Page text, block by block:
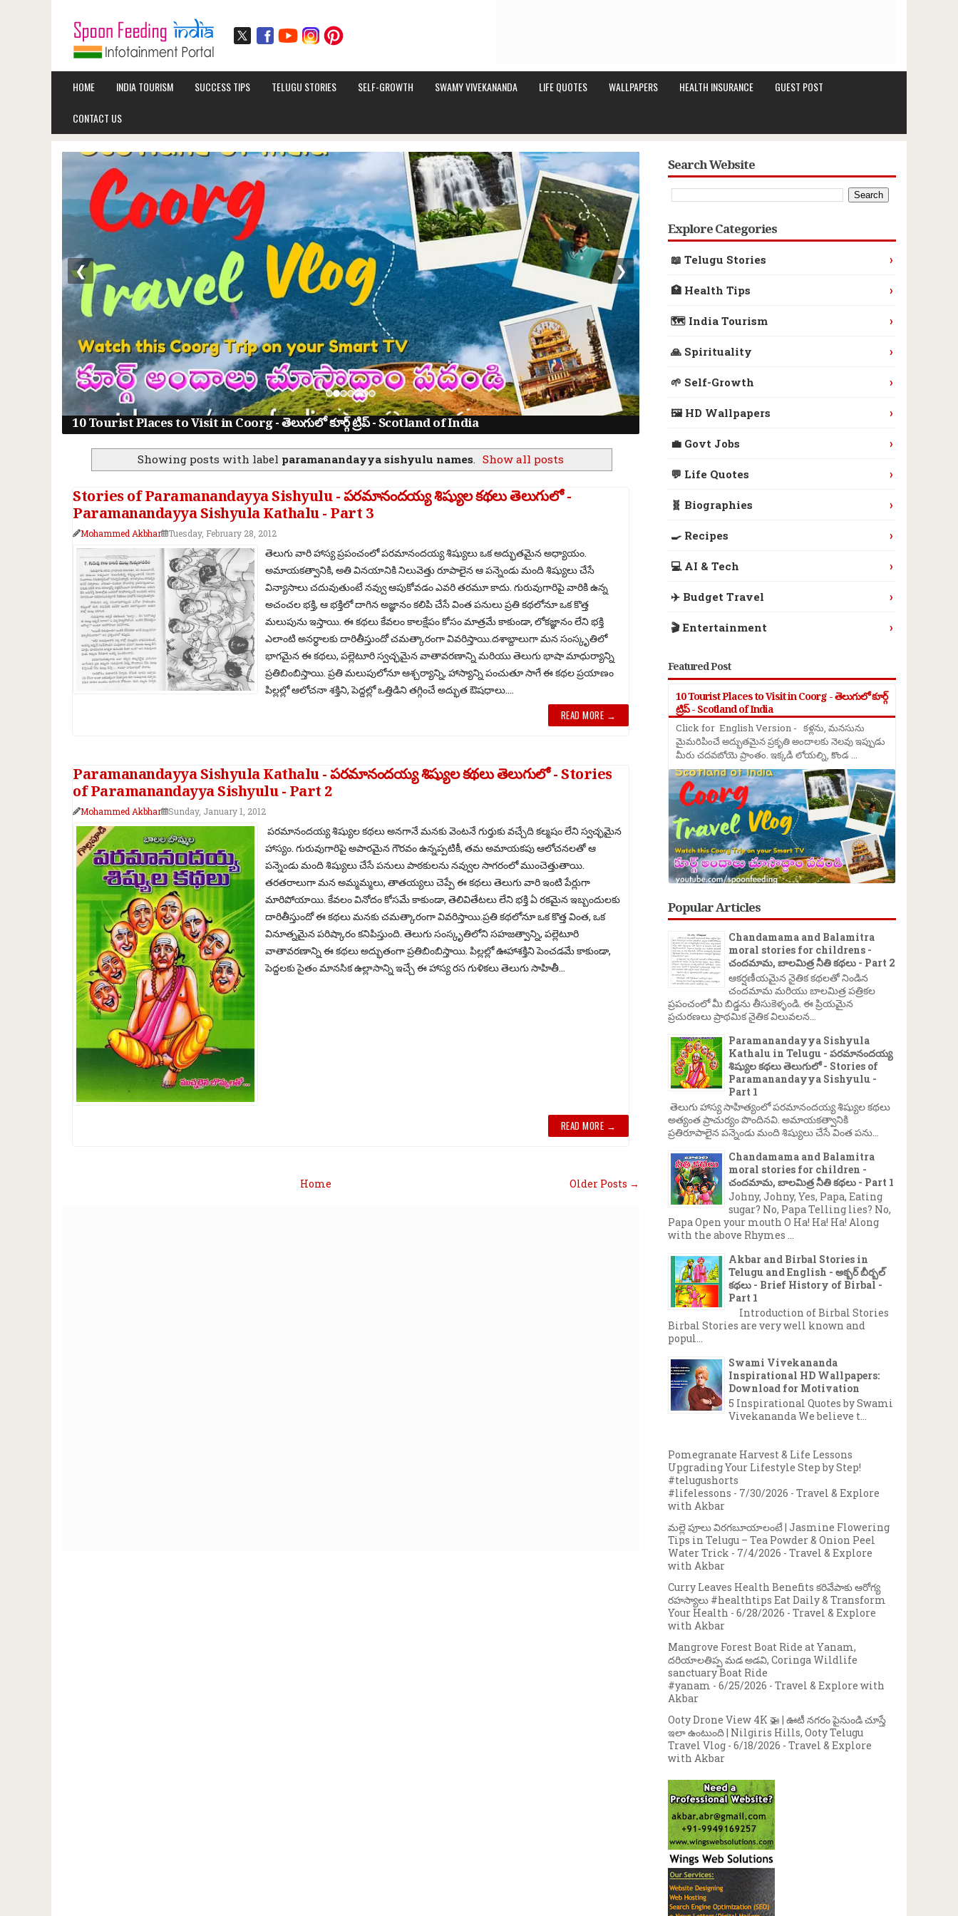
HOME INDIA TOURISM SUCCESS TIPS TELUGU STORIES SELF-GROWTH SWAMY VIVEKANANDA LIFE QUOTES WALLPAPERS HEALTH INSURANCE GUEST POST
CONTACT US
10 Tourist Places to Visit in Coorg - తెలుగులో కూర్గ్ ట్రిప్ - Scotland of India
❮ ❯
Showing posts with label paramanandayya sishyulu names. Show all posts
Stories of Paramanandayya Sishyulu - పరమానందయ్య శిష్యుల కథలు తెలుగులో -
Paramanandayya Sishyula Kathalu - Part 3
Mohammed Akbhar Tuesday, February 28, 2012
తెలుగు వారి హాస్య ప్రపంచంలో పరమానందయ్య శిష్యులు ఒక అద్భుతమైన అధ్యాయం.
అమాయకత్వానికి, అతి వినయానికి నిలువెత్తు రూపాలైన ఆ పన్నెండు మంది శిష్యులు చేసే
విన్యాసాలు చదువుతుంటే నవ్వు ఆపుకోవడం ఎవరి తరమూ కాదు. గురువుగారిపై వారికి ఉన్న
అచంచల భక్తి, ఆ భక్తిలో దాగిన అజ్ఞానం కలిపి చేసే వింత పనులు ప్రతి కథలోనూ ఒక కొత్త
మలుపును ఇస్తాయి. ఈ కథలు కేవలం కాలక్షేపం కోసం మాత్రమే కాకుండా, లోకజ్ఞానం లేని భక్తి
ఎలాంటి అనర్థాలకు దారితీస్తుందో చమత్కారంగా వివరిస్తాయి.దశాబ్దాలుగా మన సంస్కృతిలో
భాగమైన ఈ కథలు, పల్లెటూరి స్వచ్ఛమైన వాతావరణాన్ని మరియు తెలుగు భాషా మాధుర్యాన్ని
ప్రతిబింబిస్తాయి. ప్రతి మలుపులోనూ ఆశ్చర్యాన్ని, హాస్యాన్ని పంచుతూ సాగే ఈ కథల ప్రయాణం
పిల్లల్లో ఆలోచనా శక్తిని, పెద్దల్లో ఒత్తిడిని తగ్గించే అద్భుత ఔషధాలు....
READ MORE →
Paramanandayya Sishyula Kathalu - పరమానందయ్య శిష్యుల కథలు తెలుగులో - Stories
of Paramanandayya Sishyulu - Part 2
Mohammed Akbhar Sunday, January 1, 2012
పరమానందయ్య శిష్యుల కథలు అనగానే మనకు వెంటనే గుర్తుకు వచ్చేది కల్మషం లేని స్వచ్ఛమైన
హాస్యం. గురువుగారిపై అపారమైన గౌరవం ఉన్నప్పటికీ, తమ అమాయకపు ఆలోచనలతో ఆ
పన్నెండు మంది శిష్యులు చేసే పనులు పాఠకులను నవ్వుల సాగరంలో ముంచెత్తుతాయి.
తరతరాలుగా మన అమ్మమ్మలు, తాతయ్యలు చెప్పే ఈ కథలు తెలుగు వారి ఇంటి పేర్లుగా
మారిపోయాయి. కేవలం వినోదం కోసమే కాకుండా, తెలివితేటలు లేని భక్తి ఏ రకమైన ఇబ్బందులకు
దారితీస్తుందో ఈ కథలు మనకు చమత్కారంగా వివరిస్తాయి.ప్రతి కథలోనూ ఒక కొత్త వింత, ఒక
వినూత్నమైన పరిష్కారం కనిపిస్తుంది. తెలుగు సంస్కృతిలోని సహజత్వాన్ని, పల్లెటూరి
వాతావరణాన్ని ఈ కథలు అద్భుతంగా ప్రతిబింబిస్తాయి. పిల్లల్లో ఊహాశక్తిని పెంచడమే కాకుండా,
పెద్దలకు సైతం మానసిక ఉల్లాసాన్ని ఇచ్చే ఈ హాస్య రస గుళికలు తెలుగు సాహితీ...
READ MORE →
Older Posts →
Home
Search Website
Explore Categories
📖 Telugu Stories ›
🏥 Health Tips ›
🗺️ India Tourism ›
🙏 Spirituality ›
🌱 Self-Growth ›
🖼️ HD Wallpapers ›
💼 Govt Jobs ›
💬 Life Quotes ›
🧬 Biographies ›
🍳 Recipes ›
💻 AI & Tech ›
✈️ Budget Travel ›
🎬 Entertainment ›
Featured Post
10 Tourist Places to Visit in Coorg - తెలుగులో కూర్గ్
ట్రిప్ - Scotland of India
Click for English Version - కళ్లను, మనసును
మైమరిపించే అద్భుతమైన ప్రకృతి అందాలకు నెలవు ఇప్పుడు
మీరు చదవబోయె ప్రాంతం. ఇక్కడి లోయల్ని, కొండ ...
Popular Articles
Chandamama and Balamitra
moral stories for childrens -
చందమామ, బాలమిత్ర నీతి కథలు - Part 2
ఆకర్షణీయమైన నైతిక కథలతో నిండిన
చందమామ మరియు బాలమిత్ర పత్రికల
ప్రపంచంలో మీ బిడ్డను తీసుకెళ్ళండి. ఈ ప్రియమైన
ప్రచురణలు ప్రాథమిక నైతిక విలువలన...
Paramanandayya Sishyula
Kathalu in Telugu - పరమానందయ్య
శిష్యుల కథలు తెలుగులో - Stories of
Paramanandayya Sishyulu -
Part 1
తెలుగు హాస్య సాహిత్యంలో పరమానందయ్య శిష్యుల కథలు
అత్యంత ప్రాచుర్యం పొందినవి. అమాయకత్వానికి
ప్రతిరూపాలైన పన్నెండు మంది శిష్యులు చేసే వింత పను...
Chandamama and Balamitra
moral stories for children -
చందమామ, బాలమిత్ర నీతి కథలు - Part 1
Johny, Johny, Yes, Papa, Eating
sugar? No, Papa Telling lies? No,
Papa Open your mouth O Ha! Ha! Ha! Along
with the above Rhymes ...
Akbar and Birbal Stories in
Telugu and English - అక్బర్ బీర్బల్
కథలు - Brief History of Birbal -
Part 1
Introduction of Birbal Stories
Birbal Stories are very well known and
popul...
Swami Vivekananda
Inspirational HD Wallpapers:
Download for Motivation
5 Inspirational Quotes by Swami
Vivekananda We believe t...
Pomegranate Harvest & Life Lessons
Upgrading Your Lifestyle Step by Step!
#telugushorts
#lifelessons - 7/30/2026 - Travel & Explore
with Akbar
మల్లె పూలు విరగబూయాలంటే | Jasmine Flowering
Tips in Telugu – Tea Powder & Onion Peel
Water Trick - 7/4/2026 - Travel & Explore
with Akbar
Curry Leaves Health Benefits కరివేపాకు ఆరోగ్య
రహస్యాలు #healthtips Eat Daily & Transform
Your Health - 6/28/2026 - Travel & Explore
with Akbar
Mangrove Forest Boat Ride at Yanam,
దరియాలతిప్ప మడ అడవి, Coringa Wildlife
sanctuary Boat Ride
#yanam - 6/25/2026 - Travel & Explore with
Akbar
Ooty Drone View 4K 🚁 | ఊటీ నగరం పైనుండి చూస్తే
ఇలా ఉంటుంది | Nilgiris Hills, Ooty Telugu
Travel Vlog - 6/18/2026 - Travel & Explore
with Akbar